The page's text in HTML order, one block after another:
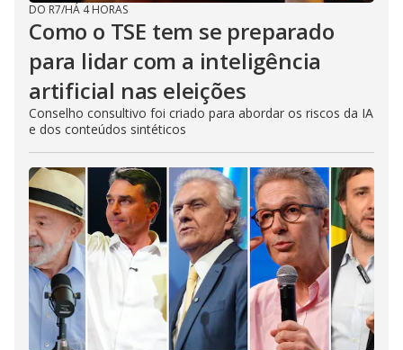
DO R7/HÁ 4 HORAS
Como o TSE tem se preparado
para lidar com a inteligência
artificial nas eleições
Conselho consultivo foi criado para abordar os riscos da IA
e dos conteúdos sintéticos